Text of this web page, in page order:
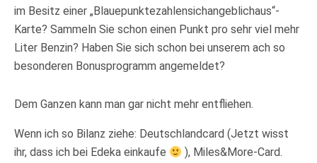
im Besitz einer „Blauepunktezahlensichangeblichaus“-
Karte? Sammeln Sie schon einen Punkt pro sehr viel mehr
Liter Benzin? Haben Sie sich schon bei unserem ach so
besonderen Bonusprogramm angemeldet?
Dem Ganzen kann man gar nicht mehr entfliehen.
Wenn ich so Bilanz ziehe: Deutschlandcard (Jetzt wisst
ihr, dass ich bei Edeka einkaufe
), Miles&More-Card.